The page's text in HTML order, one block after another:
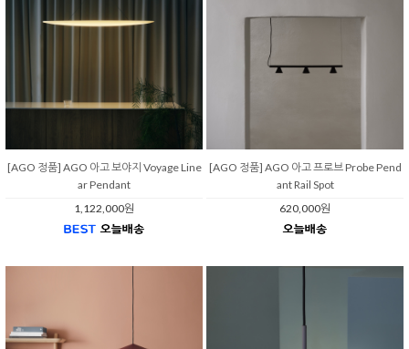
[AGO 정품] AGO 아고 보야지 Voyage Line
ar Pendant
1,122,000원
[AGO 정품] AGO 아고 프로브 Probe Pend
ant Rail Spot
620,000원